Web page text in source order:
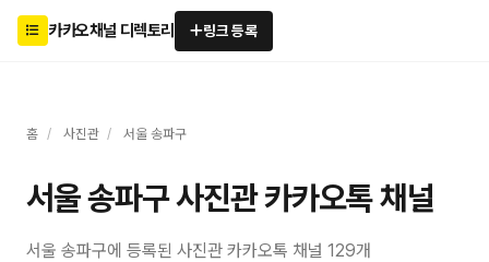
카카오채널 디렉토리 링크 등록
홈 / 사진관 / 서울 송파구
서울 송파구 사진관 카카오톡 채널
서울 송파구에 등록된 사진관 카카오톡 채널 129개